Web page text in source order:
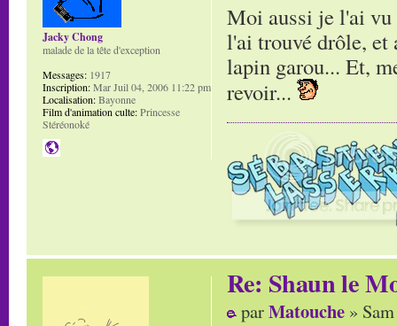
Moi aussi je l'ai vu
l'ai trouvé drôle, et
lapin garou... Et,
revoir...
Jacky Chong
malade de la tête d'exception
Messages: 1917
Inscription:Mar Juil 04, 2006 11:22 pm
Localisation:Bayonne
Film d'animation culte:Princesse
Stéréonoké
Re: Shaun le
parMatouche »